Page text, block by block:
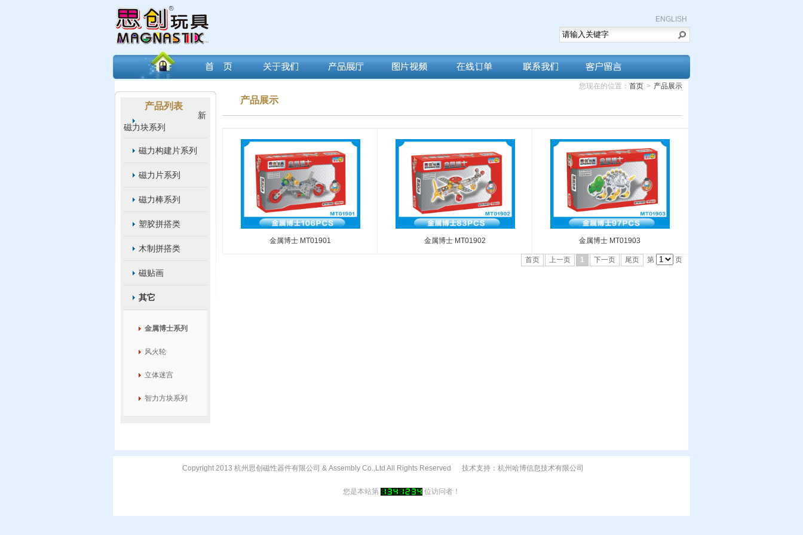
ENGLISH
您现在的位置： 首页 > 产品展示
产品列表
新
磁力块系列
磁力构建片系列
磁力片系列
磁力棒系列
塑胶拼搭类
木制拼搭类
磁贴画
其它
金属博士系列
风火轮
立体迷宫
智力方块系列
产品展示
金属博士 MT01901 金属博士 MT01902 金属博士 MT01903
首页 上一页 1 下一页 尾页 第 页
Copyright 2013 杭州思创磁性器件有限公司 & Assembly Co.,Ltd All Rights Reserved 技术支持：杭州哈博信息技术有限公司
您是本站第 位访问者！